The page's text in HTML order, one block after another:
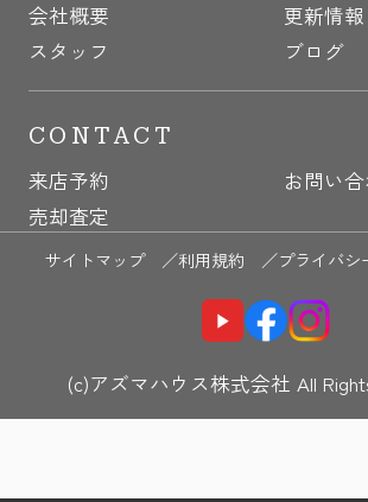
会社概要
更新情報
スタッフ
ブログ
CONTACT
来店予約
お問い
売却査定
サイトマップ ／利用規約 ／プライバシ
(c)アズマハウス株式会社 All